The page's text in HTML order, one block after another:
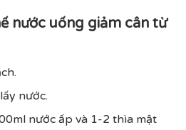
nước uống giảm cân từ
nước.
nước ấp và 1-2 thìa mật